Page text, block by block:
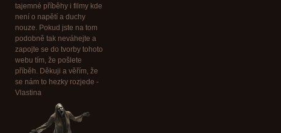
tajemné příběhy i filmy kde
není o napětí a duchy
nouze. Pokud jste na tom
podobně tak neváhejte a
zapojte se do tvorby tohoto
webu tím, že pošlete
příběh. Děkuji a věřím, že
se nám to hezky rozjede -
Vlastina